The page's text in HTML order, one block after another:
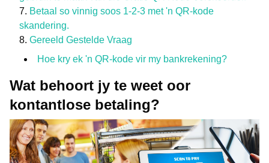
Betaal so vinnig soos 1-2-3 met 'n QR-kode
skandering.
Gereeld Gestelde Vraag
Hoe kry ek 'n QR-kode vir my bankrekening?
Wat behoort jy te weet oor
kontantlose betaling?